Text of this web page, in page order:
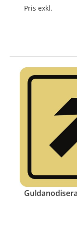
Pris exkl.